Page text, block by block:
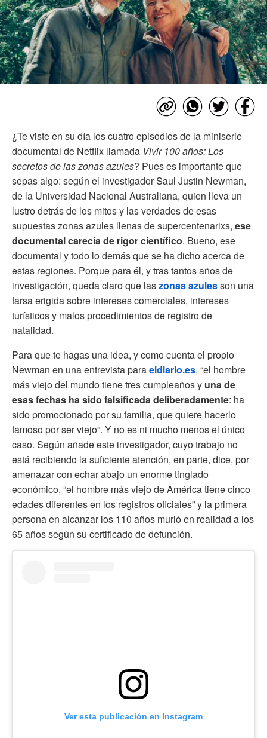
¿Te viste en su día los cuatro episodios de la miniserie
documental de Netflix llamada Vivir 100 años: Los
secretos de las zonas azules? Pues es importante que
sepas algo: según el investigador Saul Justin Newman,
de la Universidad Nacional Australiana, quien lleva un
lustro detrás de los mitos y las verdades de esas
supuestas zonas azules llenas de supercentenarixs, ese
documental carecía de rigor científico. Bueno, ese
documental y todo lo demás que se ha dicho acerca de
estas regiones. Porque para él, y tras tantos años de
investigación, queda claro que laszonas azulesson una
farsa erigida sobre intereses comerciales, intereses
turísticos y malos procedimientos de registro de
natalidad.
Para que te hagas una idea, y como cuenta el propio
Newman en una entrevista paraeldiario.es, “el hombre
más viejo del mundo tiene tres cumpleaños y una de
esas fechas ha sido falsificada deliberadamente: ha
sido promocionado por su familia, que quiere hacerlo
famoso por ser viejo”. Y no es ni mucho menos el único
caso. Según añade este investigador, cuyo trabajo no
está recibiendo la suficiente atención, en parte, dice, por
amenazar con echar abajo un enorme tinglado
económico, “el hombre más viejo de América tiene cinco
edades diferentes en los registros oficiales” y la primera
persona en alcanzar los 110 años murió en realidad a los
65 años según su certificado de defunción.
Ver esta publicación en Instagram